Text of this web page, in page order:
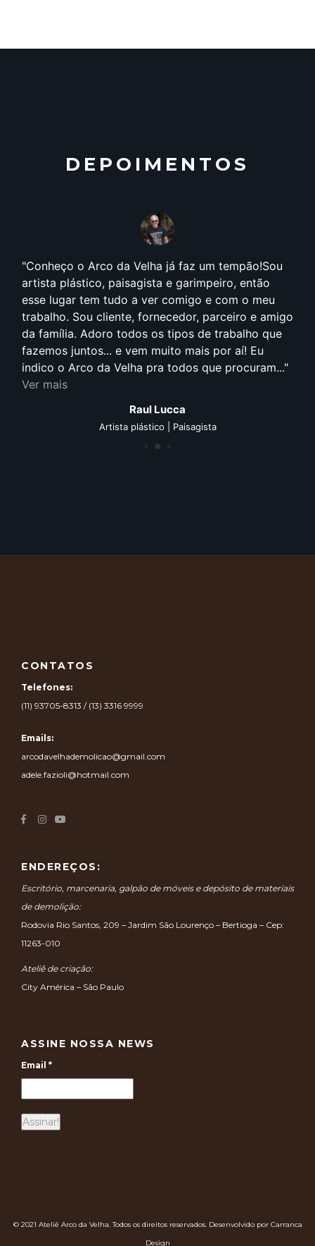
DEPOIMENTOS
Conheço o Arco da Velha já faz um tempão!Sou
artista plástico, paisagista e garimpeiro, então
esse lugar tem tudo a ver comigo e com o meu
trabalho. Sou cliente, fornecedor, parceiro e amigo
da família. Adoro todos os tipos de trabalho que
fazemos juntos... e vem muito mais por aí! Eu
indico o Arco da Velha pra todos que procuram...
Ver mais
Raul Lucca
Artista plástico | Paisagista
CONTATOS
Telefones:
(11) 93705-8313 / (13) 3316 9999
Emails:
arcodavelhademolicao@gmail.com
adele.fazioli@hotmail.com
ENDEREÇOS:
Escritório, marcenaria, galpão de móveis e depósito de materiais
de demolição:
Rodovia Rio Santos, 209 – Jardim São Lourenço – Bertioga – Cep:
11263-010
Ateliê de criação:
City América – São Paulo
ASSINE NOSSA NEWS
Email *
© 2021 Ateliê Arco da Velha. Todos os direitos reservados. Desenvolvido por Carranca
Design